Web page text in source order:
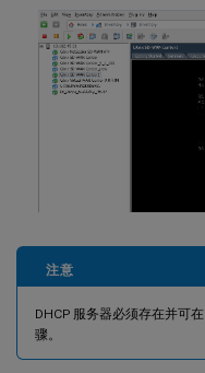
注意
DHCP 服务器必须存在并可
骤。